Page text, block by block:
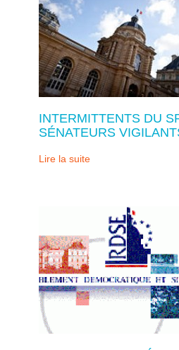
INTERMITTENTS DU
SÉNATEURS
Lire la suite